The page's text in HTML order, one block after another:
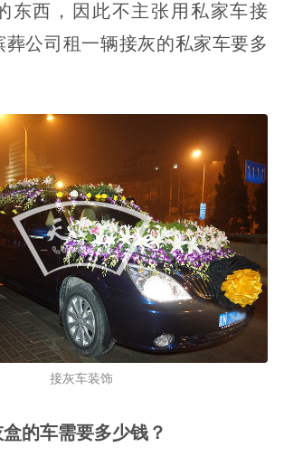
东西，因此不主张用私家车接
葬公司租一辆接灰的私家车要多
接灰车装饰
的车需要多少钱？